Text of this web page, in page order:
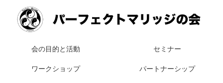
会の目的と活動 セミナー
ワークショップ パートナーシップ